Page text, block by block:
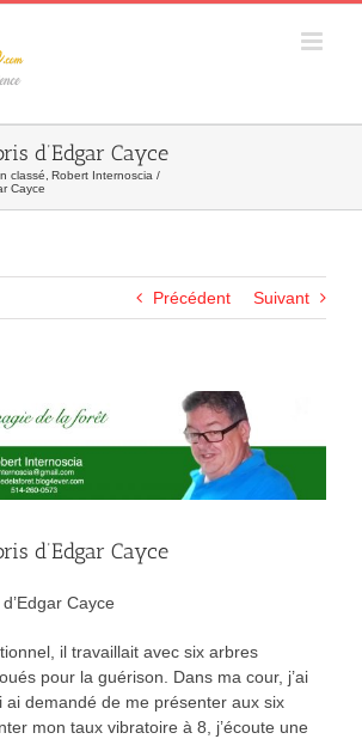
d’Edgar Cayce
classé Robert Internoscia
Cayce
Précédent Suivant
d’Edgar Cayce
Cayce
il travaillait avec six arbres
pour la guérison. Dans ma cour, j’ai
ai demandé de me présenter aux six
mon taux vibratoire à 8, j’écoute une